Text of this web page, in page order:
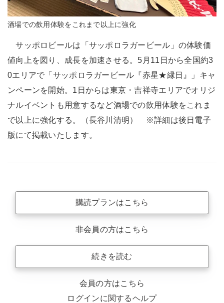
酒場での飲用体験をこれまで以上に強化
サッポロビールは「サッポロラガービール」の体験価
値向上を図り、成長を加速させる。5月11日から全国約3
0エリアで「サッポロラガービール『赤星★縁日』」キャ
ンペーンを開始。1日からは東京・吉祥寺エリアでオリジ
ナルイベントも用意するなど酒場での飲用体験をこれま
で以上に強化する。（長谷川清明） ※詳細は後日電子
版にて掲載いたします。
購読プランはこちら
非会員の方はこちら
続きを読む
会員の方はこちら
ログインに関するヘルプ